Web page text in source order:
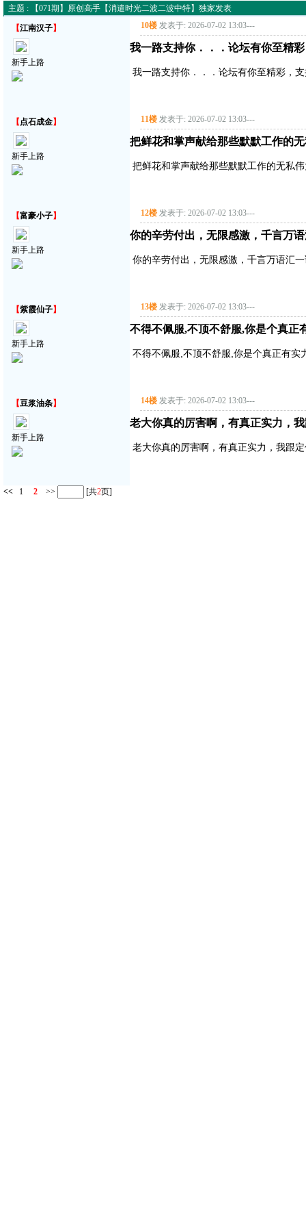
主题 : 【071期】原创高手【消遣时光二波二波中特】独家发表
【江南汉子】
新手上路
10楼 发表于: 2026-07-02 13:03---
我一路支持你．．．论坛有你至精
我一路支持你．．．论坛有你至精彩，
【点石成金】
新手上路
11楼 发表于: 2026-07-02 13:03---
把鲜花和掌声献给那些默默工作的
把鲜花和掌声献给那些默默工作的无私
【富豪小子】
新手上路
12楼 发表于: 2026-07-02 13:03---
你的辛劳付出，无限感激，千言万
你的辛劳付出，无限感激，千言万语汇
【紫霞仙子】
新手上路
13楼 发表于: 2026-07-02 13:03---
不得不佩服,不顶不舒服,你是个真正
不得不佩服,不顶不舒服,你是个真正有实
【豆浆油条】
新手上路
14楼 发表于: 2026-07-02 13:03---
老大你真的厉害啊，有真正实力，
老大你真的厉害啊，有真正实力，我跟
<< 1 2 >> [共2页]